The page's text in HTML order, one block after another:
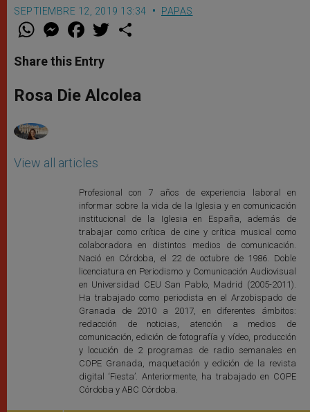
SEPTIEMBRE 12, 2019 13:34 PAPAS
W
t
s
p
p
M
e
s
e
g
e
F
a
e
b
o
k
w
r
Share this Entry
Rosa Die Alcolea
View all articles
Profesional con 7 años de experiencia laboral en
informar sobre la vida de la Iglesia y en comunicación
institucional de la Iglesia en España, además de
trabajar como crítica de cine y crítica musical como
colaboradora en distintos medios de comunicación.
Nació en Córdoba, el 22 de octubre de 1986. Doble
licenciatura en Periodismo y Comunicación Audiovisual
en Universidad CEU San Pablo, Madrid (2005-2011).
Ha trabajado como periodista en el Arzobispado de
Granada de 2010 a 2017, en diferentes ámbitos:
redacción de noticias, atención a medios de
comunicación, edición de fotografía y vídeo, producción
y locución de 2 programas de radio semanales en
COPE Granada, maquetación y edición de la revista
digital ‘Fiesta’. Anteriormente, ha trabajado en COPE
Córdoba y ABC Córdoba.